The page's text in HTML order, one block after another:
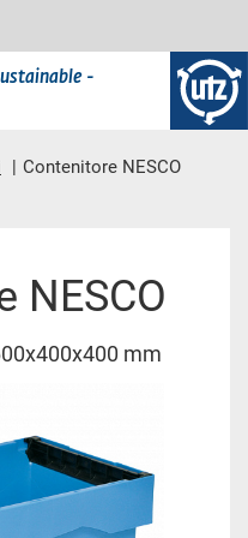
-
Contenitore NESCO
NESCO
mm